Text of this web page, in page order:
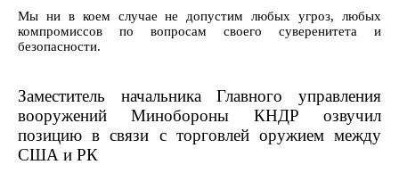
Мы ни в коем случае не допустим любых угроз, любых
компромиссов по вопросам своего суверенитета и
безопасности.
Заместитель начальника Главного управления
вооружений Минобороны КНДР озвучил
позицию в связи с торговлей оружием между
США и РК